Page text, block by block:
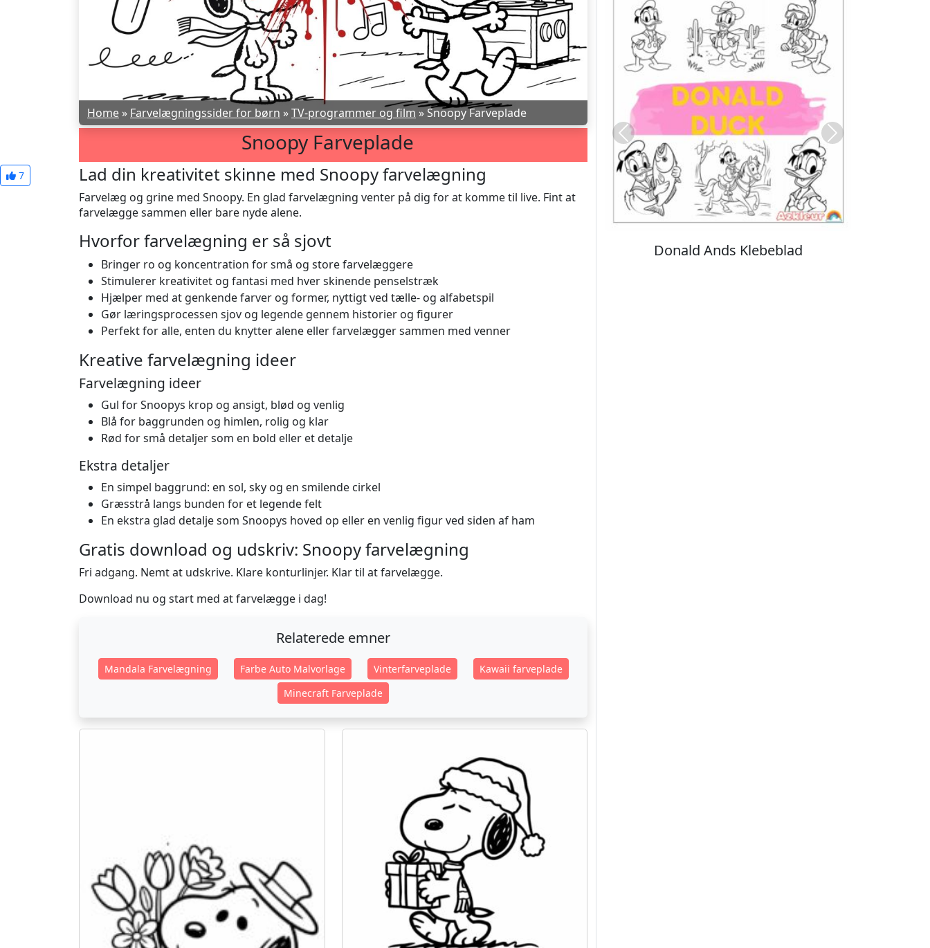
Home » Farvelægningssider for børn »TV-programmer og film »Snoopy Farveplade
Snoopy Farveplade
7 Lad din kreativitet skinne med Snoopy farvelægning
Farvelæg og grine med Snoopy. En glad farvelægning venter på dig for at komme til live. Fint at
farvelægge sammen eller bare nyde alene.
Hvorfor farvelægning er så sjovt
Bringer ro og koncentration for små og store farvelæggere
Stimulerer kreativitet og fantasi med hver skinende penselstræk
Hjælper med at genkende farver og former, nyttigt ved tælle- og alfabetspil
Gør læringsprocessen sjov og legende gennem historier og figurer
Perfekt for alle, enten du knytter alene eller farvelægger sammen med venner
Kreative farvelægning ideer
Farvelægning ideer
Gul for Snoopys krop og ansigt, blød og venlig
Blå for baggrunden og himlen, rolig og klar
Rød for små detaljer som en bold eller et detalje
Ekstra detaljer
En simpel baggrund: en sol, sky og en smilende cirkel
Græsstrå langs bunden for et legende felt
En ekstra glad detalje som Snoopys hoved op eller en venlig figur ved siden af ham
Gratis download og udskriv: Snoopy farvelægning
Fri adgang. Nemt at udskrive. Klare konturlinjer. Klar til at farvelægge.
Download nu og start med at farvelægge i dag!
Relaterede emner
Mandala Farvelægning Farbe Auto Malvorlage Vinterfarveplade
Kawaii farveplade
Minecraft Farveplade
Stitch Farvelægning
Previous Next